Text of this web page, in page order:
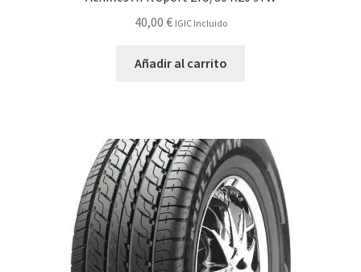
40,00 € IGIC Incluido
Añadir al carrito